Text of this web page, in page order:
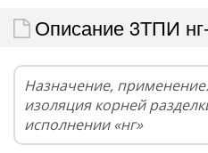
Описание 3ТПИ
Назначение,
изоляция корней
исполнении «нг»